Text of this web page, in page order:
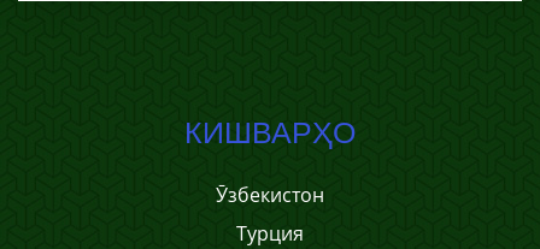
КИШВАРҲО
Ӯзбекистон
Турция